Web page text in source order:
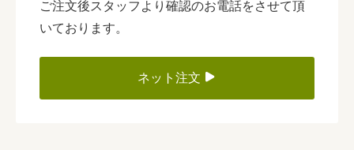
ご注文後スタッフより確認のお電話をさせて頂
いております。
ネット注文